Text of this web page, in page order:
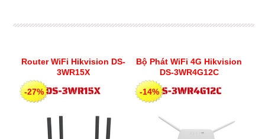
Router WiFi Hikvision DS-
3WR15X
-27%
Bộ Phát WiFi 4G Hikvision
DS-3WR4G12C
-14%